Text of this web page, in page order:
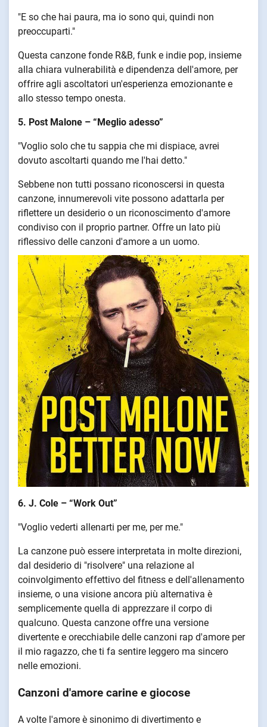
"E so che hai paura, ma io sono qui, quindi non
preoccuparti."
Questa canzone fonde R&B, funk e indie pop, insieme
alla chiara vulnerabilità e dipendenza dell'amore, per
offrire agli ascoltatori un'esperienza emozionante e
allo stesso tempo onesta.
5. Post Malone – “Meglio adesso”
"Voglio solo che tu sappia che mi dispiace, avrei
dovuto ascoltarti quando me l'hai detto."
Sebbene non tutti possano riconoscersi in questa
canzone, innumerevoli vite possono adattarla per
riflettere un desiderio o un riconoscimento d'amore
condiviso con il proprio partner. Offre un lato più
riflessivo delle canzoni d'amore a un uomo.
6. J. Cole – “Work Out”
"Voglio vederti allenarti per me, per me."
La canzone può essere interpretata in molte direzioni,
dal desiderio di "risolvere" una relazione al
coinvolgimento effettivo del fitness e dell'allenamento
insieme, o una visione ancora più alternativa è
semplicemente quella di apprezzare il corpo di
qualcuno. Questa canzone offre una versione
divertente e orecchiabile delle canzoni rap d'amore per
il mio ragazzo, che ti fa sentire leggero ma sincero
nelle emozioni.
Canzoni d'amore carine e giocose
A volte l'amore è sinonimo di divertimento e